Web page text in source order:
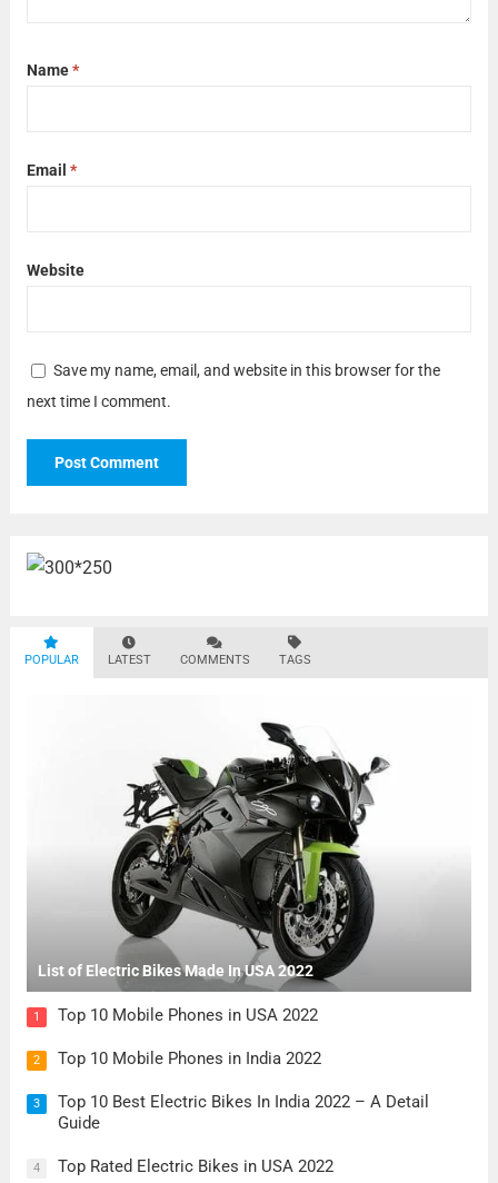
Name*
Email *
Website
Save my name, email, and website in this browser for the
next time I comment.
POPULAR LATEST COMMENTS TAGS
List of Electric Bikes Made In USA 2022
1 Top 10 Mobile Phones in USA 2022
2 Top 10 Mobile Phones in India 2022
3
Top 10 Best Electric Bikes In India 2022 – A Detail
Guide
4 Top Rated Electric Bikes in USA 2022